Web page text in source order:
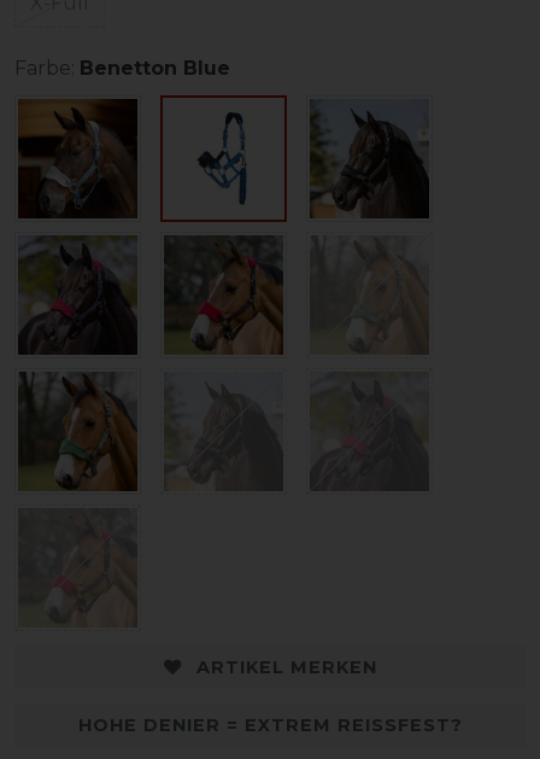
Farbe: Benetton Blue
ARTIKEL MERKEN
HOHE DENIER = EXTREM REISSFEST?